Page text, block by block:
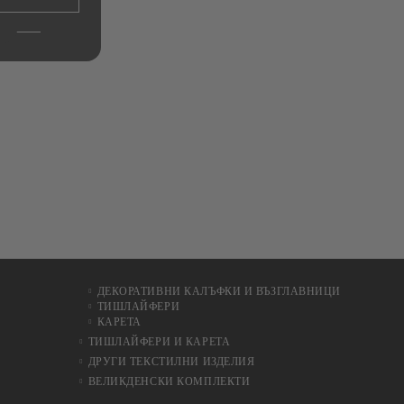
ДЕКОРАТИВНИ КАЛЪФКИ И ВЪЗГЛАВНИЦИ
ТИШЛАЙФЕРИ
КАРЕТА
ТИШЛАЙФЕРИ И КАРЕТА
ДРУГИ ТЕКСТИЛНИ ИЗДЕЛИЯ
ВЕЛИКДЕНСКИ КОМПЛЕКТИ